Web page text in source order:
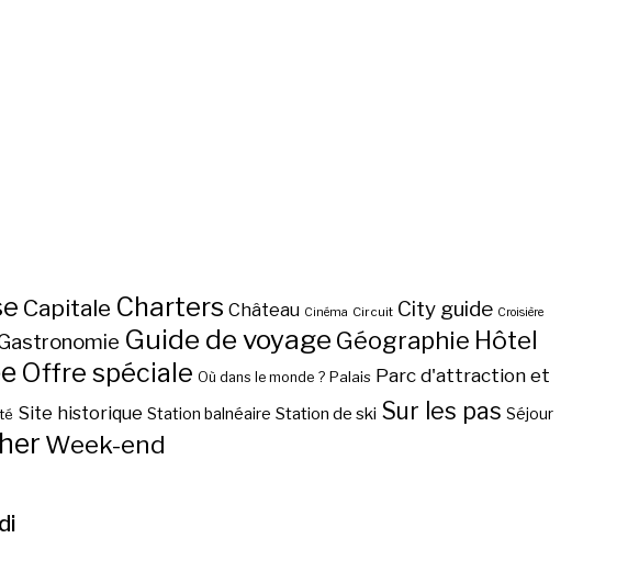
Capitale Charters Château Cinéma Circuit City guide Croisière
Guide de voyage Géographie Hôtel
Offre spéciale Où dans le monde ? Palais Parc d'attraction et
Site historique Station balnéaire Station de ski Sur les pas Séjour
Week-end